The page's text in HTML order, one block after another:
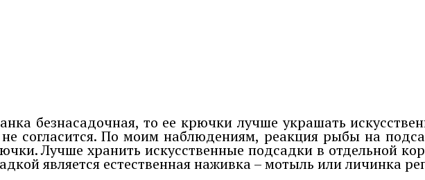
безнасадочная, то ее крючки лучше украшать
согласится. По моим наблюдениям, реакция рыбы на
Лучше хранить искусственные подсадки в отдельной
является естественная наживка – мотыль или личинка